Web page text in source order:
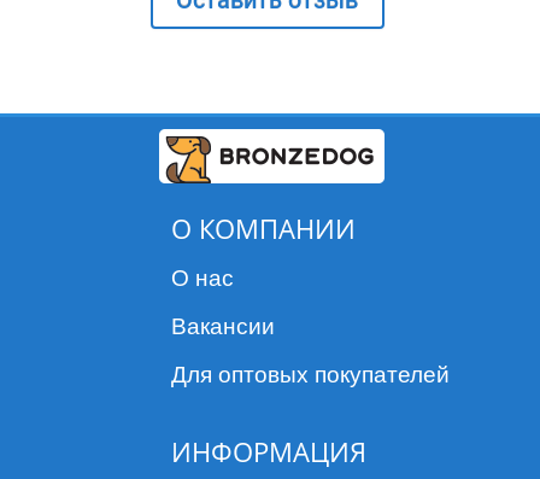
Профилактика аэлуростронгильоза (путем
Профилактика дирофиляриоза (Dirofilaria immitis) в
Препарат применяют наружно путем нанесения на
неповрежденную кожу, в соответствии с
О КОМПАНИИ
О нас
Вакансии
Для оптовых покупателей
ИНФОРМАЦИЯ